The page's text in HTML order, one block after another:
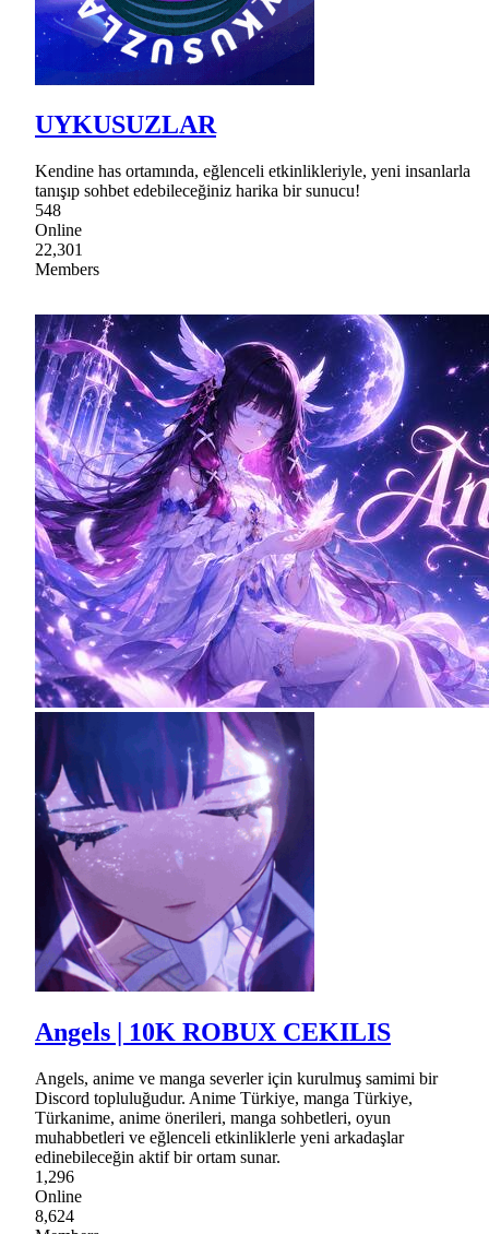
UYKUSUZLAR
Kendine has ortamında, eğlenceli etkinlikleriyle, yeni insanlarla
tanışıp sohbet edebileceğiniz harika bir sunucu!
548
Online
22,301
Members
Angels | 10K ROBUX CEKILIS
Angels, anime ve manga severler için kurulmuş samimi bir
Discord topluluğudur. Anime Türkiye, manga Türkiye,
Türkanime, anime önerileri, manga sohbetleri, oyun
muhabbetleri ve eğlenceli etkinliklerle yeni arkadaşlar
edinebileceğin aktif bir ortam sunar.
1,296
Online
8,624